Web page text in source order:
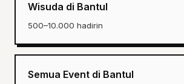
Wisuda di Bantul
500–10.000 hadirin
Semua Event di Bantul